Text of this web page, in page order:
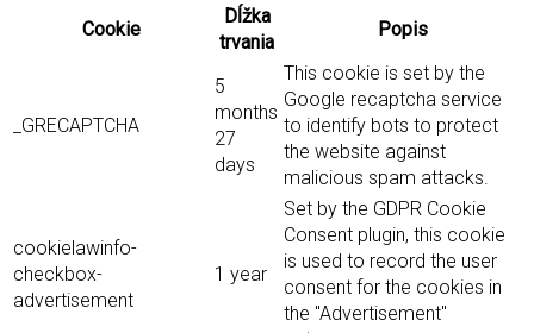
Cookie
Dĺžka
trvania
Popis
_GRECAPTCHA
5
months
27
days
This cookie is set by the
Google recaptcha service
to identify bots to protect
the website against
malicious spam attacks.
cookielawinfo-
checkbox-
advertisement
1 year
Set by the GDPR Cookie
Consent plugin, this cookie
is used to record the user
consent for the cookies in
the "Advertisement"